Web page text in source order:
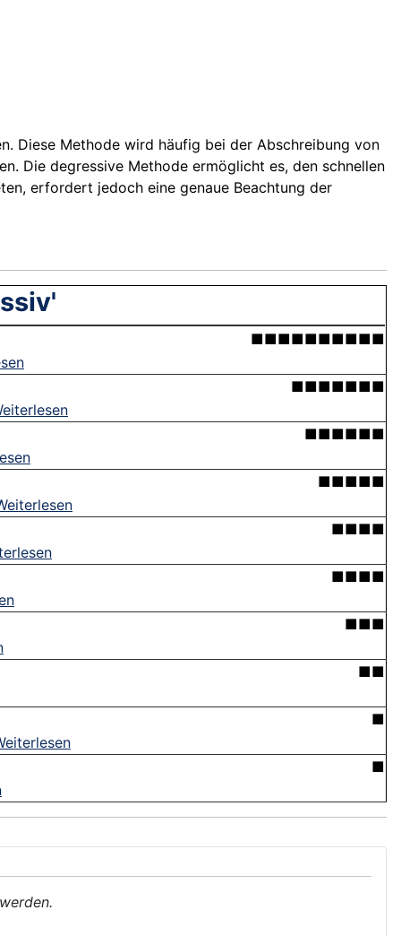
Diese Methode wird häufig bei der Abschreibung von
Die degressive Methode ermöglicht es, den schnellen
erfordert jedoch eine genaue Beachtung der
■■■■■■■■■■
■■■■■■■
■■■■■■
■■■■■
■■■■
■■■■
■■■
■■
■
■